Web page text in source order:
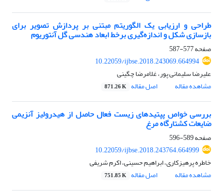
طراحی و ارزیابی یک الگوریتم مبتنی بر پردازش تصویر برای
بازسازی شکل و اندازه‌‌گیری برخط ابعاد هندسی گل آنتوریوم
صفحه577-587
10.22059/ijbse.2018.243069.664994
علیرضا سلیمانی پور، غلامرضا چگینی
مشاهده مقاله
اصل مقاله 871.26 K
بررسی خواص پپتیدهای زیست فعال حاصل از هیدرولیز آنزیمی
ضایعات کشتارگاه مرغ
صفحه589-596
10.22059/ijbse.2018.243764.664999
خاطره پرهیزکاری، ابراهیم حسینی، اکرم شریفی
مشاهده مقاله
اصل مقاله 751.85 K